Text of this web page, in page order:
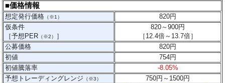
■価格情報
想定発行価格 （※1） 820円
仮条件
［予想PER （※2） ］
820～900円
［ 12.4倍～13.7倍］
公募価格
820円
初値
754円
初値騰落率
-8.05%
予想トレーディングレンジ
（※3）
750円～1500円